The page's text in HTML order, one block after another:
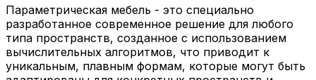
Параметрическая мебель - это специально
разработанное современное решение для любого
типа пространств, созданное с использованием
вычислительных алгоритмов, что приводит к
уникальным, плавным формам, которые могут быть